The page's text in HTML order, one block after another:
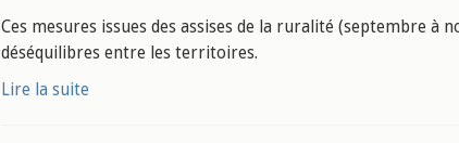
Ces mesures issues des assises de la ruralité (septembre
déséquilibres entre les territoires.
Lire la suite